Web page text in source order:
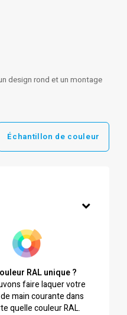
design rond et un montage
Échantillon de couleur
RAL unique ?
faire laquer votre
main courante dans
quelle couleur RAL.